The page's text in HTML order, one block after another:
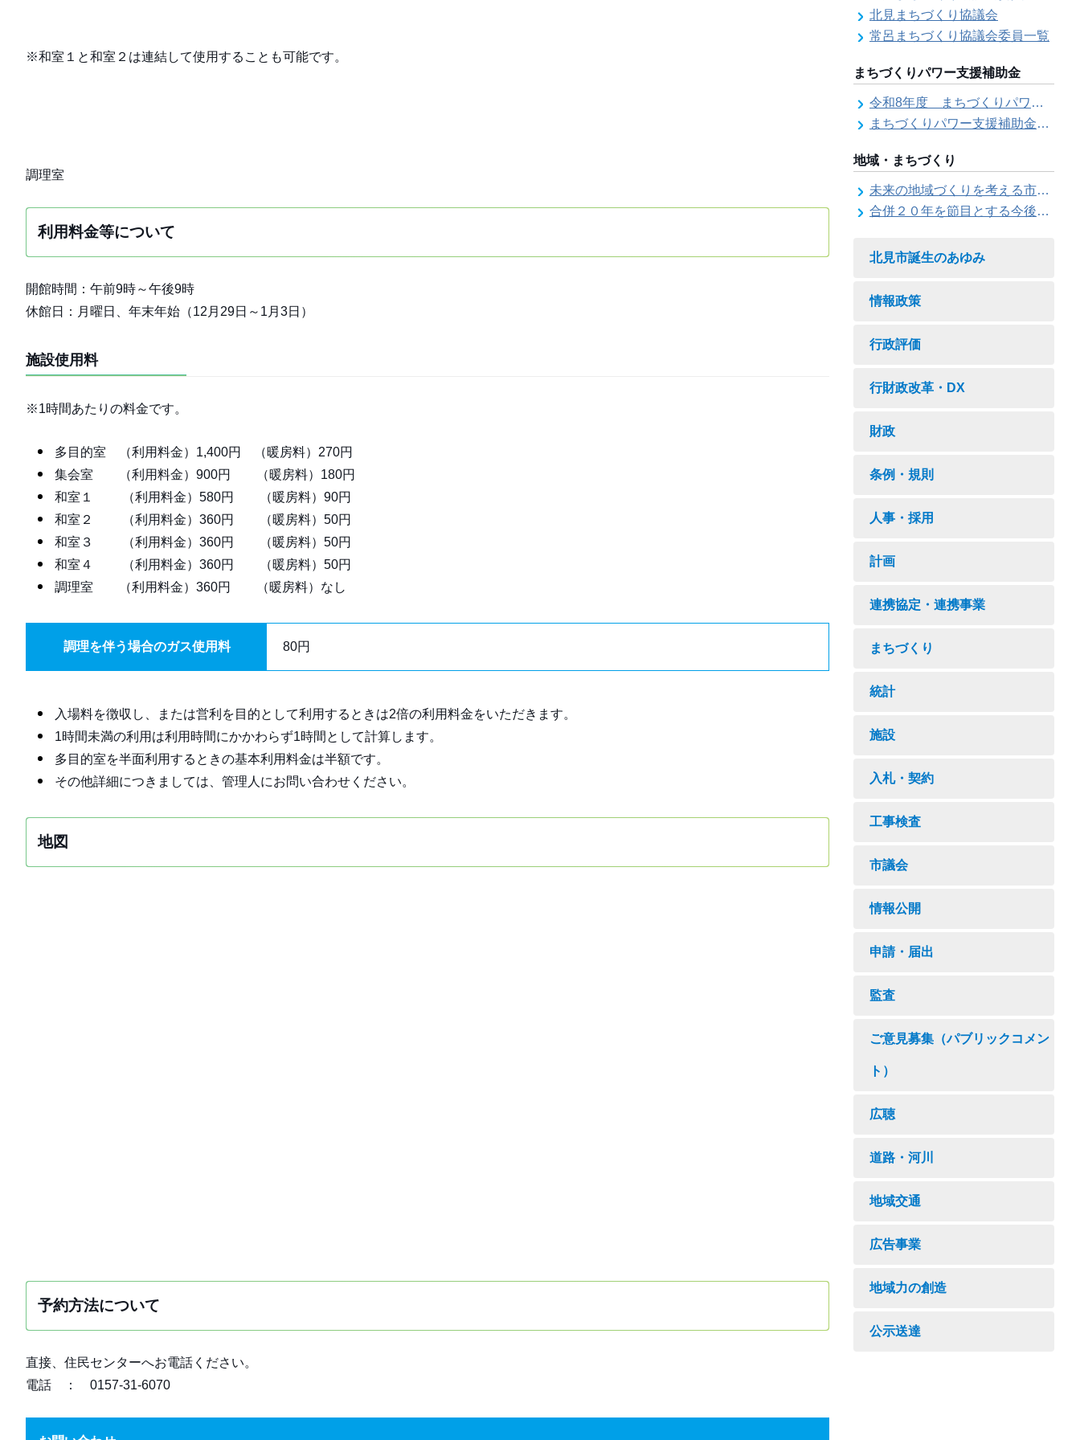
※和室１と和室２は連結して使用することも可能です。
調理室
利用料金等について
開館時間：午前9時～午後9時
休館日：月曜日、年末年始（12月29日～1月3日）
施設使用料
※1時間あたりの料金です。
多目的室 （利用料金）1,400円 （暖房料）270円
集会室 （利用料金）900円 （暖房料）180円
和室１ （利用料金）580円 （暖房料）90円
和室２ （利用料金）360円 （暖房料）50円
和室３ （利用料金）360円 （暖房料）50円
和室４ （利用料金）360円 （暖房料）50円
調理室 （利用料金）360円 （暖房料）なし
調理を伴う場合のガス使用料 80円
入場料を徴収し、または営利を目的として利用するときは2倍の利用料金をいただきます。
1時間未満の利用は利用時間にかかわらず1時間として計算します。
多目的室を半面利用するときの基本利用料金は半額です。
その他詳細につきましては、管理人にお問い合わせください。
地図
予約方法について
直接、住民センターへお電話ください。
電話 ： 0157-31-6070
北見まちづくり協議会
常呂まちづくり協議会委員一覧
まちづくりパワー支援補助金
令和8年度 まちづくりパワー支援補助金の募集【受付は終了しました。】
まちづくりパワー支援補助金の交付結果
地域・まちづくり
未来の地域づくりを考える市民会議
合併２０年を節目とする今後の地域づくりに関する市長懇話会
北見市誕生のあゆみ
情報政策
行政評価
行財政改革・DX
財政
条例・規則
人事・採用
計画
連携協定・連携事業
まちづくり
統計
施設
入札・契約
工事検査
市議会
情報公開
申請・届出
監査
ご意見募集（パブリックコメン
ト）
広聴
道路・河川
地域交通
広告事業
地域力の創造
公示送達